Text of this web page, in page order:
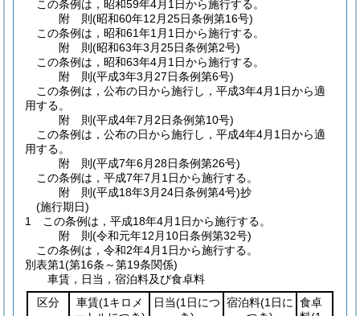
この条例は，昭和59年4月1日から施行する。
附 則(昭和60年12月25日条例第16号)
この条例は，昭和61年1月1日から施行する。
附 則(昭和63年3月25日条例第2号)
この条例は，昭和63年4月1日から施行する。
附 則(平成3年3月27日条例第6号)
この条例は，公布の日から施行し，平成3年4月1日から適
用する。
附 則(平成4年7月2日条例第10号)
この条例は，公布の日から施行し，平成4年4月1日から適
用する。
附 則(平成7年6月28日条例第26号)
この条例は，平成7年7月1日から施行する。
附 則(平成18年3月24日条例第4号)抄
(施行期日)
1
この条例は，平成18年4月1日から施行する。
附 則(令和元年12月10日条例第32号)
この条例は，令和2年4月1日から施行する。
別表第1(第16条～第19条関係)
車賃，日当，宿泊料及び食卓料
区分
車賃(1キロメ
日当(1日につ 宿泊料(1日に
食卓